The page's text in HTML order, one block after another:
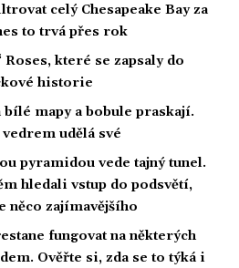
celý Chesapeake Bay za
to trvá přes rok
Roses, které se zapsaly do
historie
bílé mapy a bobule praskají.
udělá své
pyramidou vede tajný tunel.
hledali vstup do podsvětí,
něco zajímavějšího
fungovat na některých
Ověřte si, zda se to týká i